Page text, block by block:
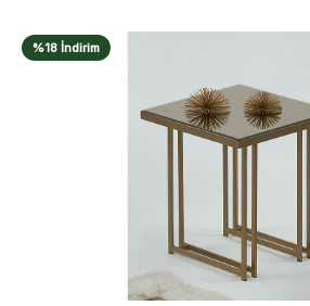
%18 İndirim